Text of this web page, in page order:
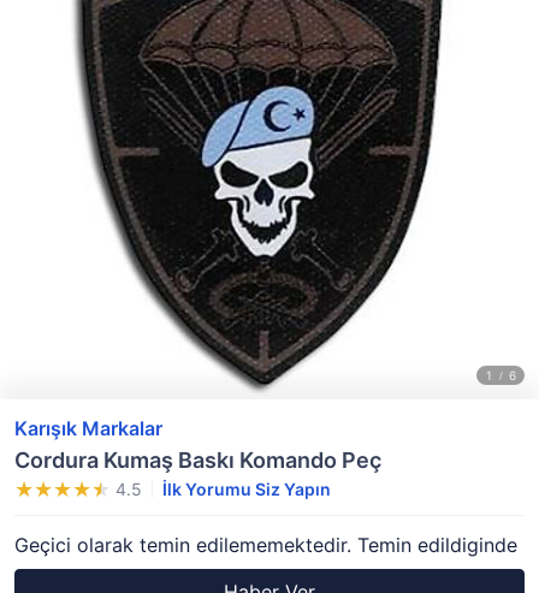
Karışık Markalar
Cordura Kumaş Baskı Komando Peç
4.5 İlk Yorumu Siz Yapın
Geçici olarak temin edilememektedir. Temin edildiginde